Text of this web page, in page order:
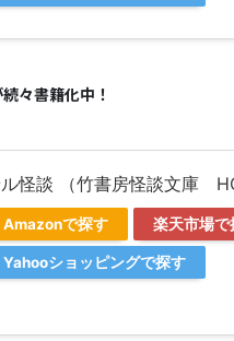
々書籍化中！
怪談 （竹書房怪談文庫
Amazonで探す 楽天市場で
Yahooショッピングで探す